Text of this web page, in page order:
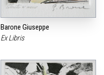
Barone Giuseppe
Ex Libris